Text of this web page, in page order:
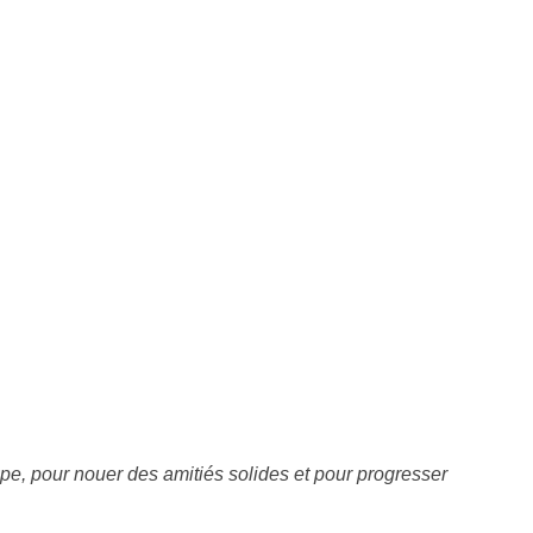
pour nouer des amitiés solides et pour progresser